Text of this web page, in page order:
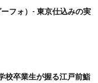
フォ）- 東京仕込みの実
校卒業生が握る江戸前鮨